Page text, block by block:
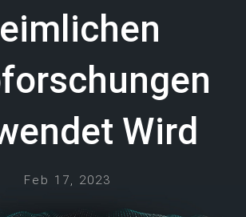
Wird
Feb 17, 2023